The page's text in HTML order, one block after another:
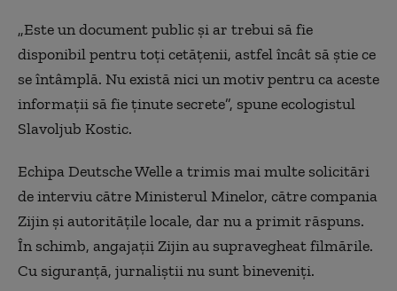
„Este un document public și ar trebui să fie
disponibil pentru toți cetățenii, astfel încât să știe ce
se întâmplă. Nu există nici un motiv pentrucaaceste
informații să fie ținute secrete”, spune ecologistul
Slavoljub Kostic.
Echipa Deutsche Welle atrimis mai multe solicitări
de interviu către Ministerul Minelor, către compania
Zijin și autoritățile locale, dar nu a primit răspuns.
În schimb, angajații Zijin au supravegheatfilmările.
Cu siguranță, jurnaliștii nu sunt bineveniți.